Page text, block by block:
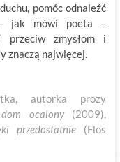
pomóc odnaleźć
jak mówi poeta –
przeciw zmysłom i
znaczą najwięcej.
autorka prozy
ocalony(2009),
przedostatnie (Flos